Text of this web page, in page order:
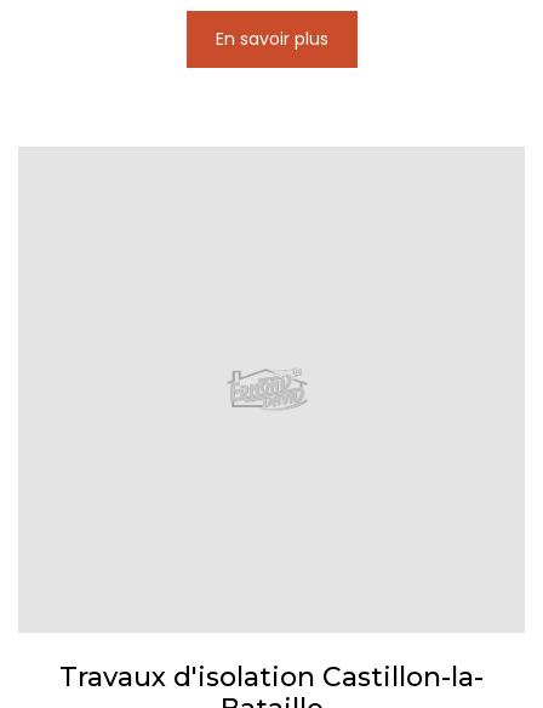
En savoir plus
Travaux d'isolation Castillon-la-